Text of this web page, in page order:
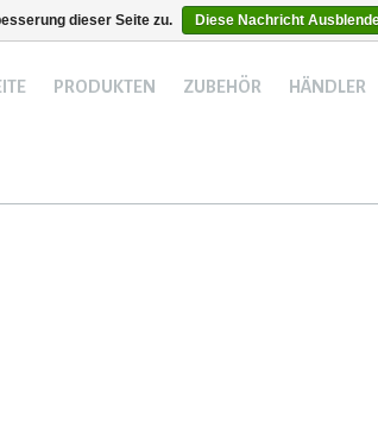
PRODUKTEN ZUBEHÖR HÄNDLER
dieser Seite zu. Diese Nachricht